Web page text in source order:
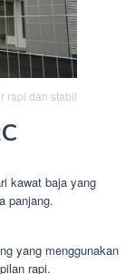
rapi dan stabil
kawat baja yang
panjang.
yang menggunakan
rapi.